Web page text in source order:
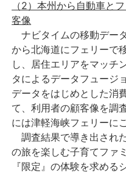
（2）本州から自動車と
客像
ナビタイムの移動デー
から北海道にフェリーで
し、居住エリアをマッチ
タによるデータフュージ
データをはじめとした消
て、利用者の顧客像を調
には津軽海峡フェリーに
調査結果で導き出され
の旅を楽しむ子育てフ
『限定』の体験を求め